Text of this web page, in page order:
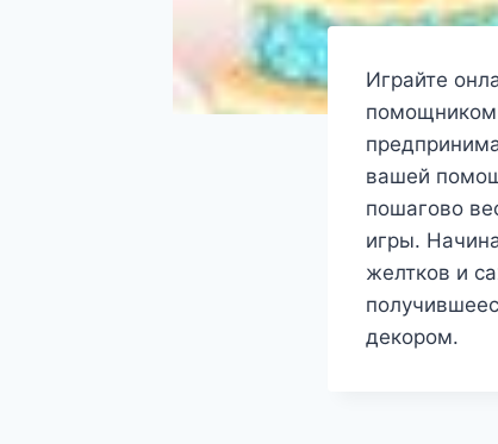
Играйте
помощником
вашей
пошагово
игры.
желтков и
декором.